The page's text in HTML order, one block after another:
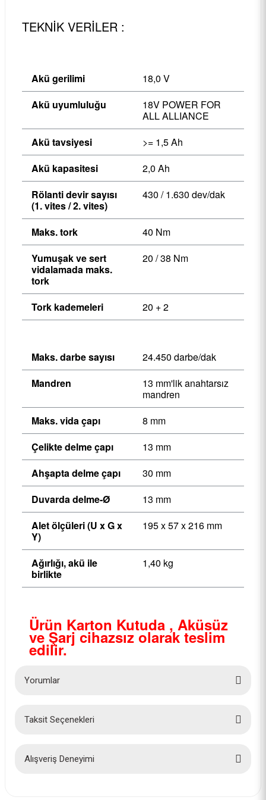
TEKNİK VERİLER :
Akü gerilimi
18,0 V
Akü uyumluluğu
18V POWER FOR
ALL ALLIANCE
Akü tavsiyesi
>= 1,5 Ah
Akü kapasitesi
2,0 Ah
Rölanti devir sayısı
(1. vites / 2. vites)
430 / 1.630 dev/dak
Maks. tork
40 Nm
Yumuşak ve sert
vidalamada maks.
tork
20 / 38 Nm
Tork kademeleri 20 + 2
Maks. darbe sayısı
24.450 darbe/dak
Mandren
13 mm'lik anahtarsız
mandren
Maks. vida çapı
8 mm
Çelikte delme çapı
13 mm
Ahşapta delme çapı
30 mm
Duvarda delme-Ø
13 mm
Alet ölçüleri (U x G x
Y)
195 x 57 x 216 mm
Ağırlığı, akü ile
birlikte
1,40 kg
Ürün Karton Kutuda , Aküsüz
ve Şarj cihazsız olarak teslim
edilir.
Yorumlar
Taksit Seçenekleri
Alışveriş Deneyimi